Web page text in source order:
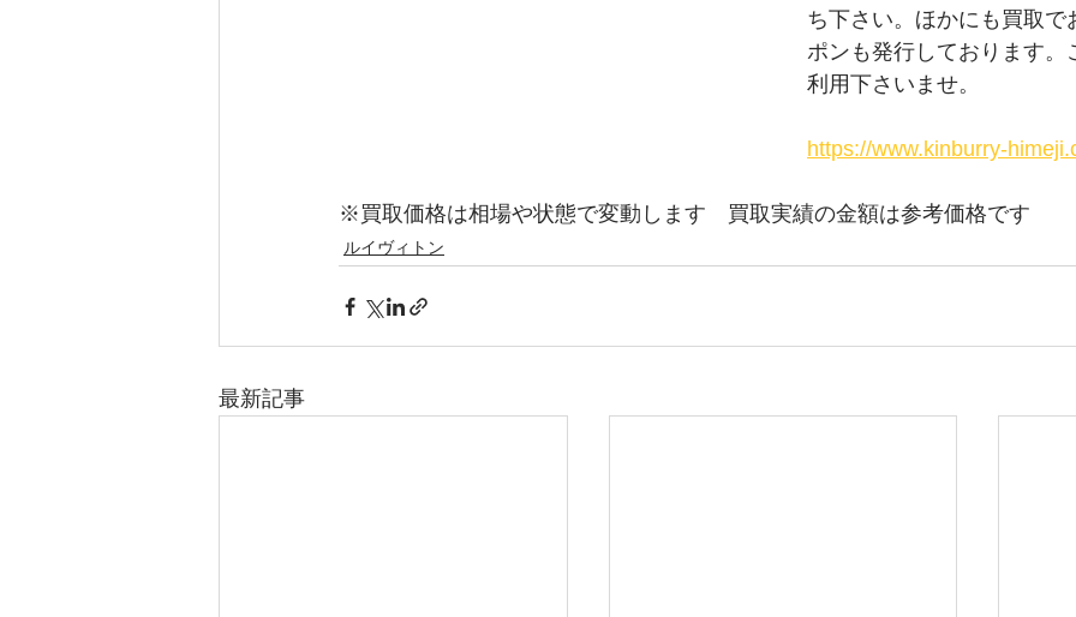
ち下さい。ほかにも買取で
ポンも発行しております。
利用下さいませ。
https://www.kinburry-
※買取価格は相場や状態で変動します　買取実績の金額は参考価格です
ルイヴィトン
最新記事